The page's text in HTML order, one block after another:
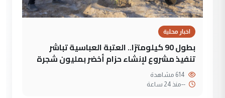
اخبار محلية
بطول 90 كيلومترًا.. العتبة العباسية تباشر
تنفيذ مشروع لإنشاء حزام أخضر بمليون شجرة
--منذ 24 ساعة